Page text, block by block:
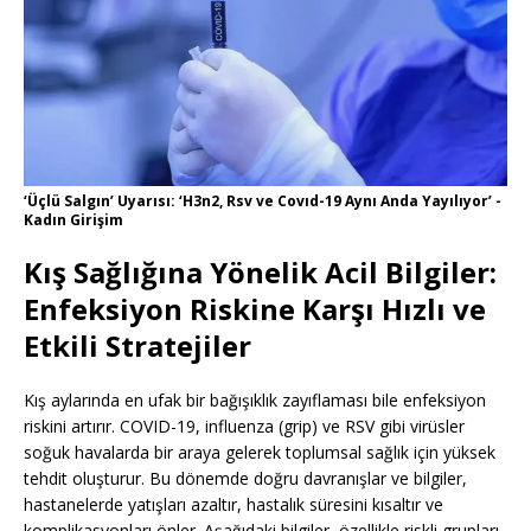
‘Üçlü Salgın’ Uyarısı: ‘H3n2, Rsv ve Covıd-19 Aynı Anda Yayılıyor’ -
Kadın Girişim
Kış Sağlığına Yönelik Acil Bilgiler:
Enfeksiyon Riskine Karşı Hızlı ve
Etkili Stratejiler
Kış aylarında en ufak bir bağışıklık zayıflaması bile enfeksiyon
riskini artırır. COVID-19, influenza (grip) ve RSV gibi virüsler
soğuk havalarda bir araya gelerek toplumsal sağlık için yüksek
tehdit oluşturur. Bu dönemde doğru davranışlar ve bilgiler,
hastanelerde yatışları azaltır, hastalık süresini kısaltır ve